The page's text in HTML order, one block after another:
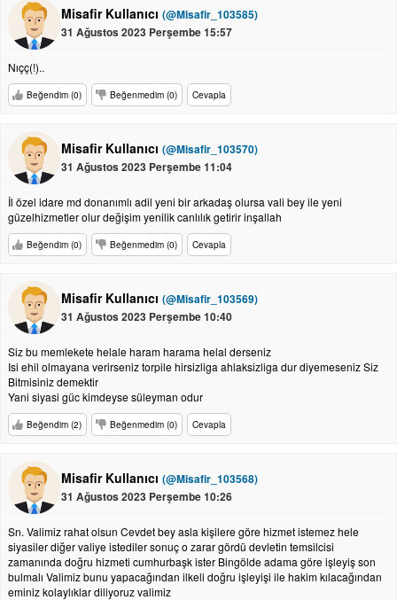
Misafir Kullanıcı (@Misafir_103585)
31 Ağustos 2023 Perşembe 15:57
Nıçç(!)..
Beğendim (0) Beğenmedim (0) Cevapla
Misafir Kullanıcı (@Misafir_103570)
31 Ağustos 2023 Perşembe 11:04
İl özel idare md donanımlı adil yeni bir arkadaş olursa vali bey ile yeni
güzelhizmetler olur değişim yenilik canlılık getirir inşallah
Beğendim (0) Beğenmedim (0) Cevapla
Misafir Kullanıcı (@Misafir_103569)
31 Ağustos 2023 Perşembe 10:40
Siz bu memlekete helale haram harama helal derseniz
Isi ehil olmayana verirseniz torpile hirsizliga ahlaksizliga dur diyemeseniz Siz
Bitmisiniz demektir
Yani siyasi güc kimdeyse süleyman odur
Beğendim (2) Beğenmedim (0) Cevapla
Misafir Kullanıcı (@Misafir_103568)
31 Ağustos 2023 Perşembe 10:26
Sn. Valimiz rahat olsun Cevdet bey asla kişilere göre hizmet istemez hele
siyasiler diğer valiye istediler sonuç o zarar gördü devletin temsilcisi
zamanında doğru hizmeti cumhurbaşk ister Bingölde adama göre işleyiş son
bulmalı Valimiz bunu yapacağından ilkeli doğru işleyişi ile hakim kılacağından
eminiz kolaylıklar diliyoruz valimiz